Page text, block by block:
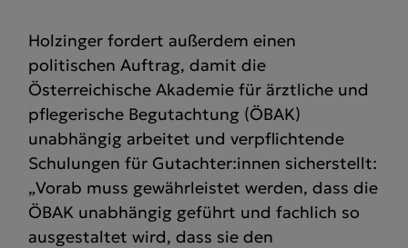
Holzinger fordert außerdem einen
politischen Auftrag, damit die
Österreichische Akademie für ärztliche und
pflegerische Begutachtung (ÖBAK)
unabhängig arbeitet und verpflichtende
Schulungen für Gutachter:innen sicherstellt:
„Vorab muss gewährleistet werden, dass die
ÖBAK unabhängig geführt und fachlich so
ausgestaltet wird, dass sie den